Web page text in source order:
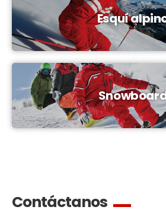
Esquí
Contáctanos